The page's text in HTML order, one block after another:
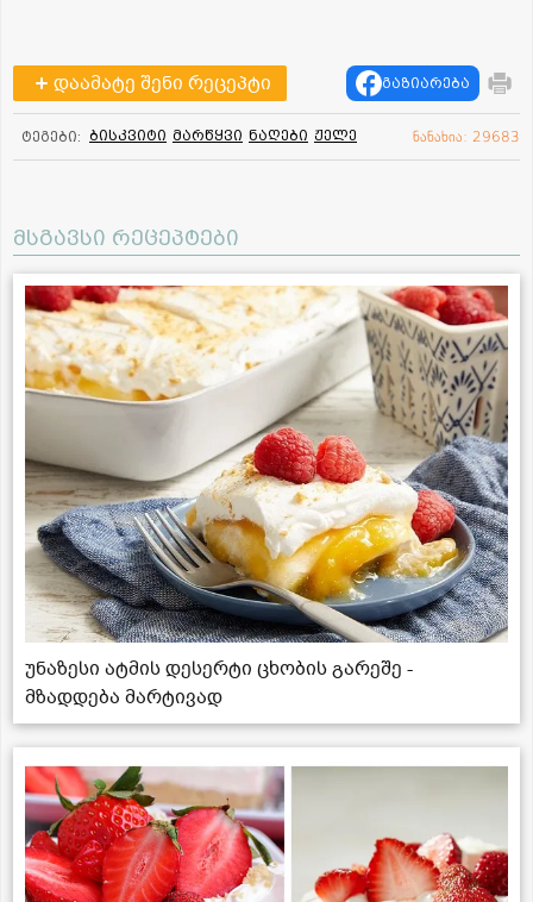
დაამატე შენი რეცეპტი გაზიარება
ტეგები: ბისკვიტი მარწყვი ნაღები ჟელე ნანახია: 29683
მსგავსი რეცეპტები
უნაზესი ატმის დესერტი ცხობის გარეშე -
მზადდება მარტივად